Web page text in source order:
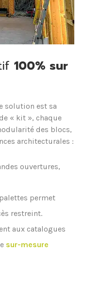
100% sur
solution est sa
« kit », chaque
des blocs,
architecturales :
ouvertures,
permet
restreint.
aux catalogues
sur-mesure